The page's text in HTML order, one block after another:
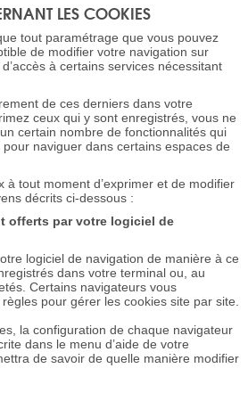
LES COOKIES
tout paramétrage que vous pouvez
de modifier votre navigation sur
à certains services nécessitant
de ces derniers dans votre
ceux qui y sont enregistrés, vous ne
certain nombre de fonctionnalités qui
naviguer dans certains espaces de
à tout moment d’exprimer et de modifier
décrits ci-dessous :
offerts par votre logiciel de
logiciel de navigation de manière à ce
dans votre terminal ou, au
Certains navigateurs vous
pour gérer les cookies site par site.
la configuration de chaque navigateur
dans le menu d’aide de votre
de savoir de quelle manière modifier